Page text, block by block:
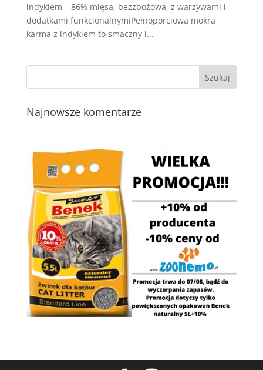
indykiem – 86% mięsa, bezzbożowa, z warzywami i
dodatkami funkcjonalnymiPełnoporcjowa mokra
karma z indykiem to smaczny i...
Najnowsze komentarze